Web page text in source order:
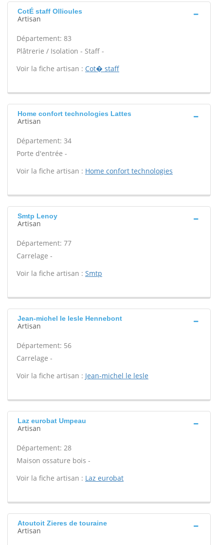
CotÉ staff Ollioules
Artisan
Département: 83
Plâtrerie / Isolation - Staff -
Voir la fiche artisan : Cot� staff
Home confort technologies Lattes
Artisan
Département: 34
Porte d'entrée -
Voir la fiche artisan : Home confort technologies
Smtp Lenoy
Artisan
Département: 77
Carrelage -
Voir la fiche artisan : Smtp
Jean-michel le lesle Hennebont
Artisan
Département: 56
Carrelage -
Voir la fiche artisan : Jean-michel le lesle
Laz eurobat Umpeau
Artisan
Département: 28
Maison ossature bois -
Voir la fiche artisan : Laz eurobat
Atoutoit Zieres de touraine
Artisan